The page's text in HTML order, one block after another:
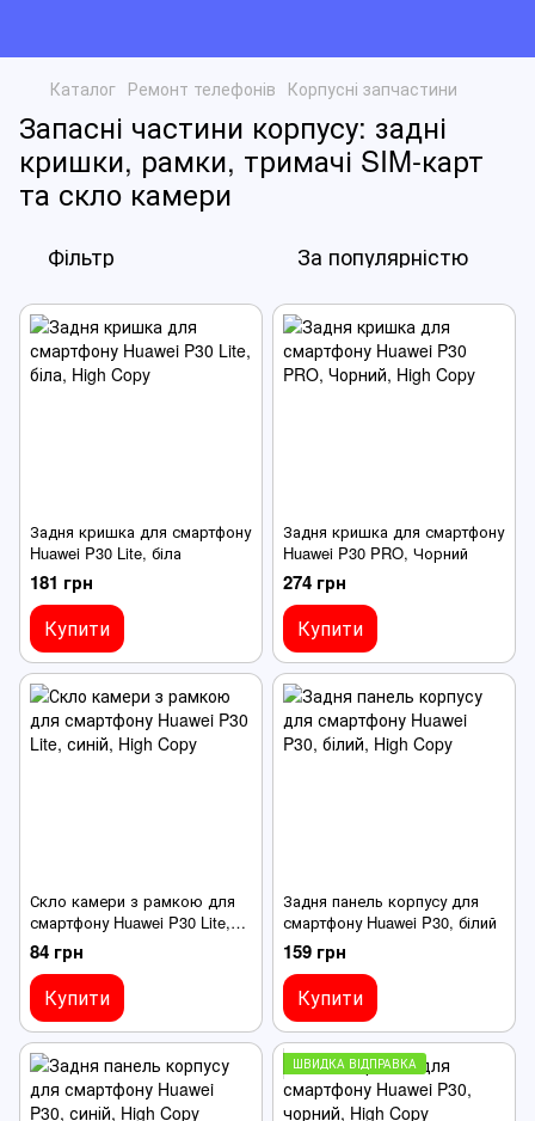
Каталог Ремонт телефонів Корпусні запчастини
Запасні частини корпусу: задні
кришки, рамки, тримачі SIM-карт
та скло камери
Фільтр За популярністю
Задня кришка для смартфону
Huawei P30 Lite, біла
181 грн
Купити
Задня кришка для смартфону
Huawei P30 PRO, Чорний
274 грн
Купити
Скло камери з рамкою для
смартфону Huawei P30 Lite,
синій
84 грн
Купити
Задня панель корпусу для
смартфону Huawei P30, білий
159 грн
Купити
ШВИДКА ВІДПРАВКА